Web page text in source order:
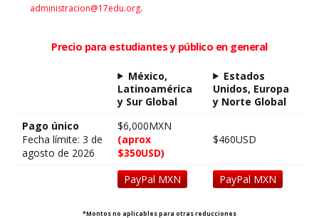
administracion@17edu.org.
Precio para estudiantes y público en general
México,
Latinoamérica
y Sur Global
Estados
Unidos, Europa
y Norte Global
Pago único
Fecha límite: 3 de
agosto de 2026
$6,000MXN
(aprox
$350USD)
$460USD
PayPal MXN PayPal MXN
*Montos no aplicables para otras reducciones